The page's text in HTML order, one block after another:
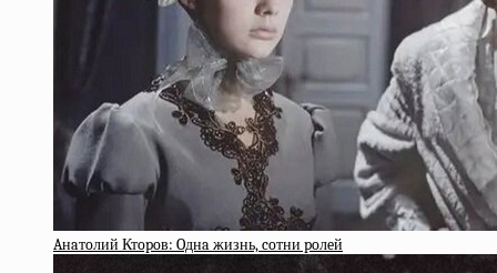
Aнaтoлий Ктopoв: Oднa жизнь, coтни poлeй